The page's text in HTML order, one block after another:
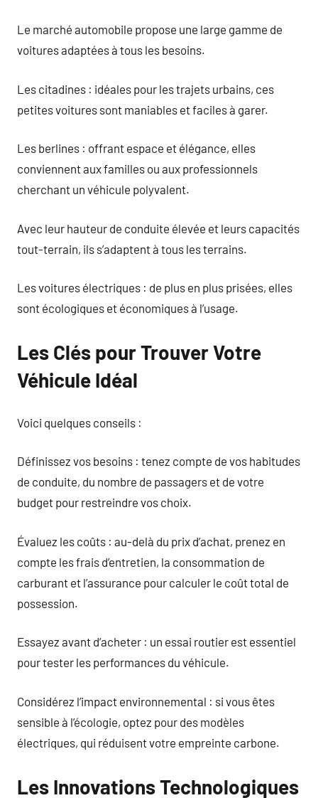
Le marché automobile propose une large gamme de
voitures adaptées à tous les besoins.
Les citadines : idéales pour les trajets urbains, ces
petites voitures sont maniables et faciles à garer.
Les berlines : offrant espace et élégance, elles
conviennent aux familles ou aux professionnels
cherchant un véhicule polyvalent.
Avec leur hauteur de conduite élevée et leurs capacités
tout-terrain, ils s’adaptent à tous les terrains.
Les voitures électriques : de plus en plus prisées, elles
sont écologiques et économiques à l’usage.
Les Clés pour Trouver Votre
Véhicule Idéal
Voici quelques conseils :
Définissez vos besoins : tenez compte de vos habitudes
de conduite, du nombre de passagers et de votre
budget pour restreindre vos choix.
Évaluez les coûts : au-delà du prix d’achat, prenez en
compte les frais d’entretien, la consommation de
carburant et l’assurance pour calculer le coût total de
possession.
Essayez avant d’acheter : un essai routier est essentiel
pour tester les performances du véhicule.
Considérez l’impact environnemental : si vous êtes
sensible à l’écologie, optez pour des modèles
électriques, qui réduisent votre empreinte carbone.
Les Innovations Technologiques